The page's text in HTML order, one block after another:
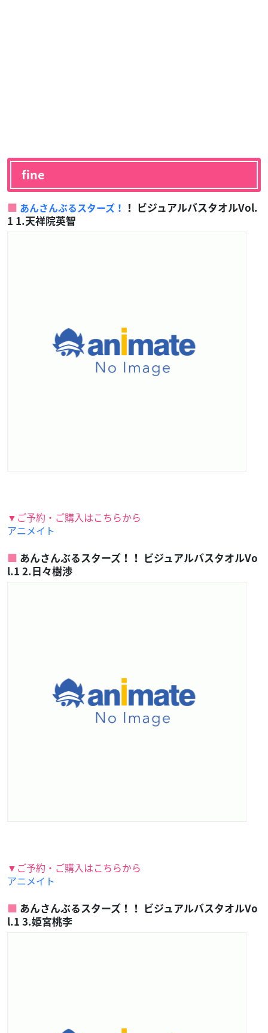
fine
あんさんぶるスターズ！
！ ビジュアルバスタオルVol.
1 1.天祥院英智
▼ご予約・ご購入はこちらから
アニメイト
あんさんぶるスターズ！！ ビジュアルバスタオルVo
l.1 2.日々樹渉
▼ご予約・ご購入はこちらから
アニメイト
あんさんぶるスターズ！！ ビジュアルバスタオルVo
l.1 3.姫宮桃李